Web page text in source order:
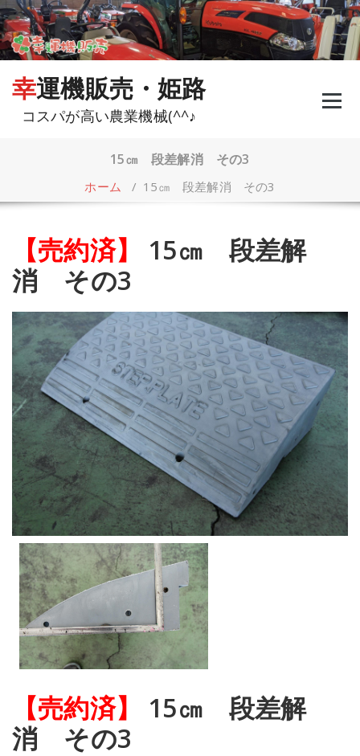
コ
ン
テ
ン
幸運機販売・姫路
コスパが高い農業機械(^^♪
15㎝ 段差解消 その3
ホーム / 15㎝ 段差解消 その3
【売約済】
15㎝ 段差解
消 その3
【売約済】
15㎝ 段差解
消 その3